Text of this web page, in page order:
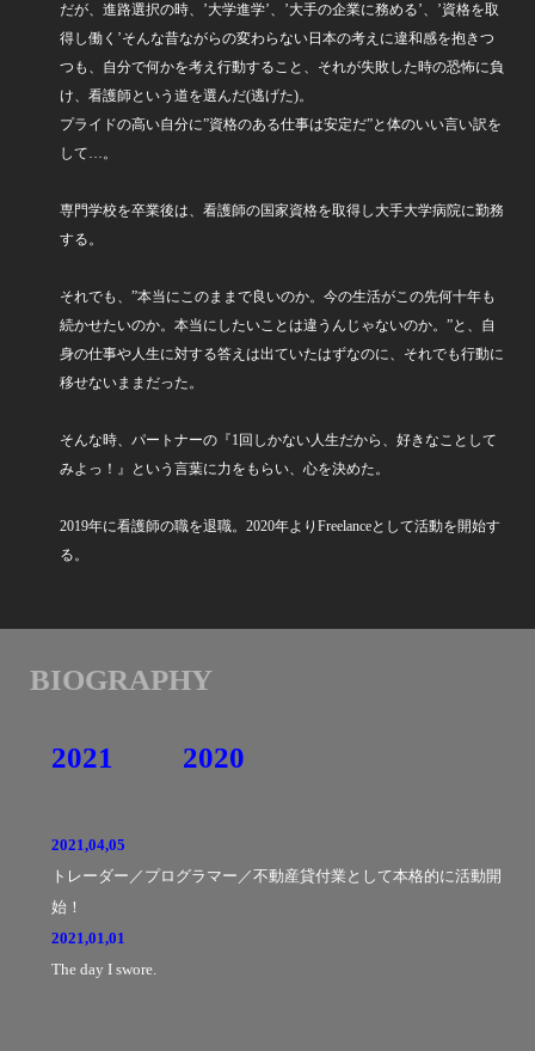
だが、進路選択の時、’大学進学’、’大手の企業に務める’、’資格を取
得し働く’そんな昔ながらの変わらない日本の考えに違和感を抱きつ
つも、自分で何かを考え行動すること、それが失敗した時の恐怖に負
け、看護師という道を選んだ(逃げた)。
プライドの高い自分に”資格のある仕事は安定だ”と体のいい言い訳を
して…。
専門学校を卒業後は、看護師の国家資格を取得し大手大学病院に勤務
する。
それでも、”本当にこのままで良いのか。今の生活がこの先何十年も
続かせたいのか。本当にしたいことは違うんじゃないのか。”と、自
身の仕事や人生に対する答えは出ていたはずなのに、それでも行動に
移せないままだった。
そんな時、パートナーの『1回しかない人生だから、好きなことして
みよっ！』という言葉に力をもらい、心を決めた。
2019年に看護師の職を退職。2020年よりFreelanceとして活動を開始す
る。
BIOGRAPHY
2021 2020
2021,04,05
トレーダー／プログラマー／不動産貸付業として本格的に活動開
始！
2021,01,01
The day I swore.